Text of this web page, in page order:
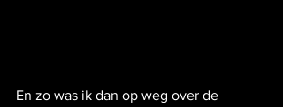
En zo was ik dan op weg over de